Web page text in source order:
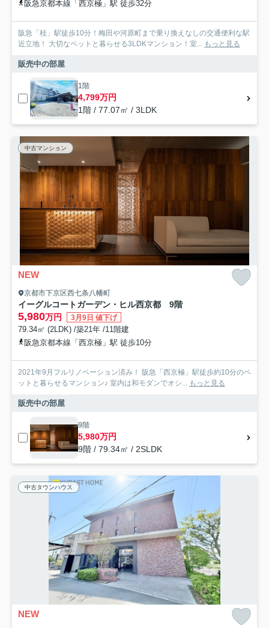
阪急京都本線「西京極」駅 徒歩32分
阪急「桂」駅徒歩10分！梅田や河原町まで乗り換えなしの交通便利な駅
近立地！ 大切なペットと暮らせる3LDKマンション！室... もっと見る
販売中の部屋
1階
4,799万円
1階 / 77.07㎡ / 3LDK
中古マンション
NEW
京都市下京区西七条八幡町
イーグルコートガーデン・ヒル西京都 9階
5,980万円 3月9日 値下げ
79.34㎡ (2LDK) /築21年 /11階建
阪急京都本線「西京極」駅 徒歩10分
2021年9月フルリノベーション済み！ 阪急「西京極」駅徒歩約10分のペ
ットと暮らせるマンション♪ 室内は和モダンでオシ... もっと見る
販売中の部屋
9階
5,980万円
9階 / 79.34㎡ / 2SLDK
中古タウンハウス
NEW